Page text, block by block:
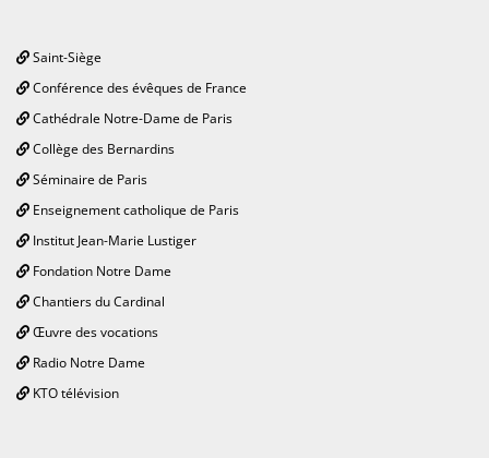
Saint-Siège
Conférence des évêques de France
Cathédrale Notre-Dame de Paris
Collège des Bernardins
Séminaire de Paris
Enseignement catholique de Paris
Institut Jean-Marie Lustiger
Fondation Notre Dame
Chantiers du Cardinal
Œuvre des vocations
Radio Notre Dame
KTO télévision